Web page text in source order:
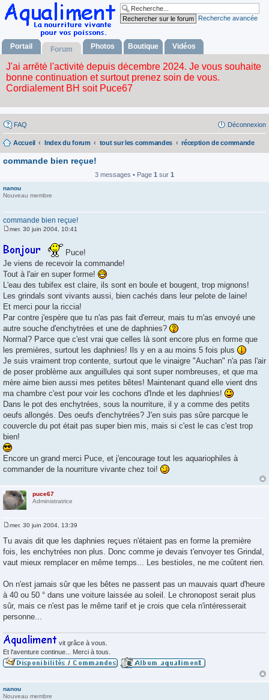
Recherche avancée
Portail Forum Photos Boutique Vidéos
FAQ Déconnexion
Accueil Index du forum tout sur les commandes réception de commande
commande bien reçue!
3 messages • Page 1 sur 1
nanou
Nouveau membre
commande bien reçue!
s
a
e
mer. 30 juin 2004, 10:41
Puce!
Je viens de recevoir la commande!
Tout à l'air en super forme!
L'eau des tubifex est claire, ils sont en boule et bougent, trop mignons!
Les grindals sont vivants aussi, bien cachés dans leur pelote de laine!
Et merci pour la riccia!
Par contre j'espère que tu n'as pas fait d'erreur, mais tu m'as envoyé une
autre souche d'enchytrées et une de daphnies?
Normal? Parce que c'est vrai que celles là sont encore plus en forme que
les premières, surtout les daphnies! Ils y en a au moins 5 fois plus
Je suis vraiment trop contente, surtout que le vinaigre "Auchan" n'a pas l'air
de poser problème aux anguillules qui sont super nombreuses, et que ma
mère aime bien aussi mes petites bêtes! Maintenant quand elle vient dns
ma chambre c'est pour voir les cochons d'Inde et les daphnies!
Dans le pot des enchytrées, sous la nourriture, il y a comme des petits
oeufs allongés. Des oeufs d'enchytrées? J'en suis pas sûre parcque le
couvercle du pot était pas super bien mis, mais si c'est le cas c'est trop
bien!
Encore un grand merci Puce, et j'encourage tout les aquariophiles à
commander de la nourriture vivante chez toi!
puce67
Administratrice
s
s
g
mer. 30 juin 2004, 13:39
Tu avais dit que les daphnies reçues n'étaient pas en forme la première
fois, les enchytrées non plus. Donc comme je devais t'envoyer tes Grindal,
vaut mieux remplacer en même temps... Les bestioles, ne me coûtent rien.
On n'est jamais sûr que les bêtes ne passent pas un mauvais quart d'heure
à 40 ou 50 ° dans une voiture laissée au soleil. Le chronopost serait plus
sûr, mais ce n'est pas le même tarif et je crois que cela n'intéresserait
personne...
vit grâce à vous.
Et l'aventure continue... Merci à tous.
nanou
Nouveau membre